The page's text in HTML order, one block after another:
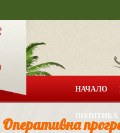
НАЧАЛО
Оперативна